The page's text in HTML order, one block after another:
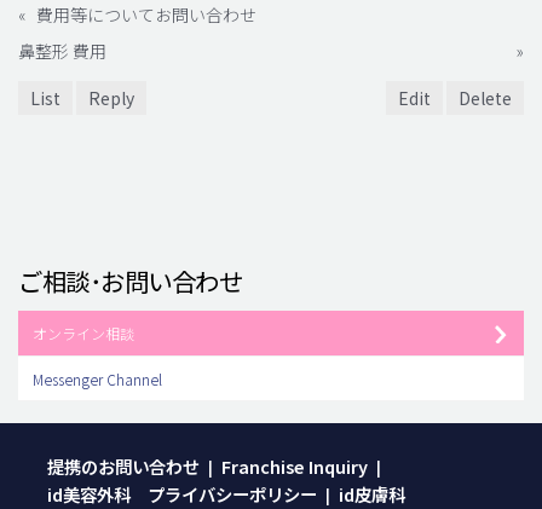
« 費用等についてお問い合わせ
鼻整形 費用
»
List
Reply Edit Delete
ご相談･お問い合わせ
オンライン相談
Messenger Channel
提携のお問い合わせ | Franchise Inquiry |
id美容外科 プライバシーポリシー | id皮膚科